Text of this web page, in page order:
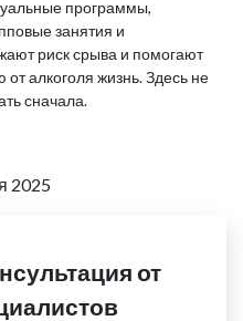
программы,
занятия и
риск срыва и помогают
алкоголя жизнь. Здесь не
сначала.
2025
от